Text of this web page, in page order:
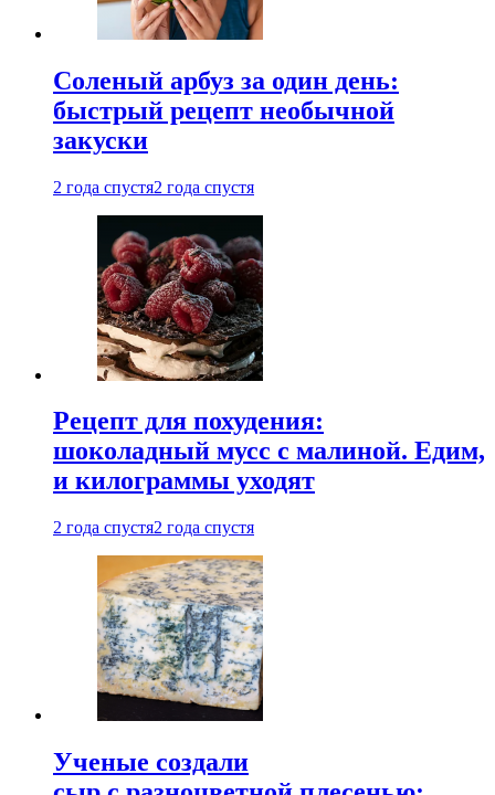
Соленый арбуз за один день:
быстрый рецепт необычной
закуски
2 года спустя2 года спустя
Рецепт для похудения:
шоколадный мусс с малиной. Едим,
и килограммы уходят
2 года спустя2 года спустя
Ученые создали